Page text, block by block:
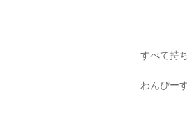
すべて持
わんぴー